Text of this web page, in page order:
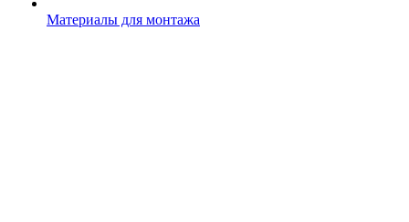
Материалы для монтажа